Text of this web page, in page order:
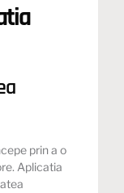
prin a o
. Aplicatia